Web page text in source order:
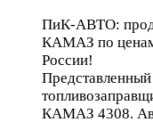
ПиК-АВТО:
КАМАЗ по ценам
России!
КАМАЗ 4308.